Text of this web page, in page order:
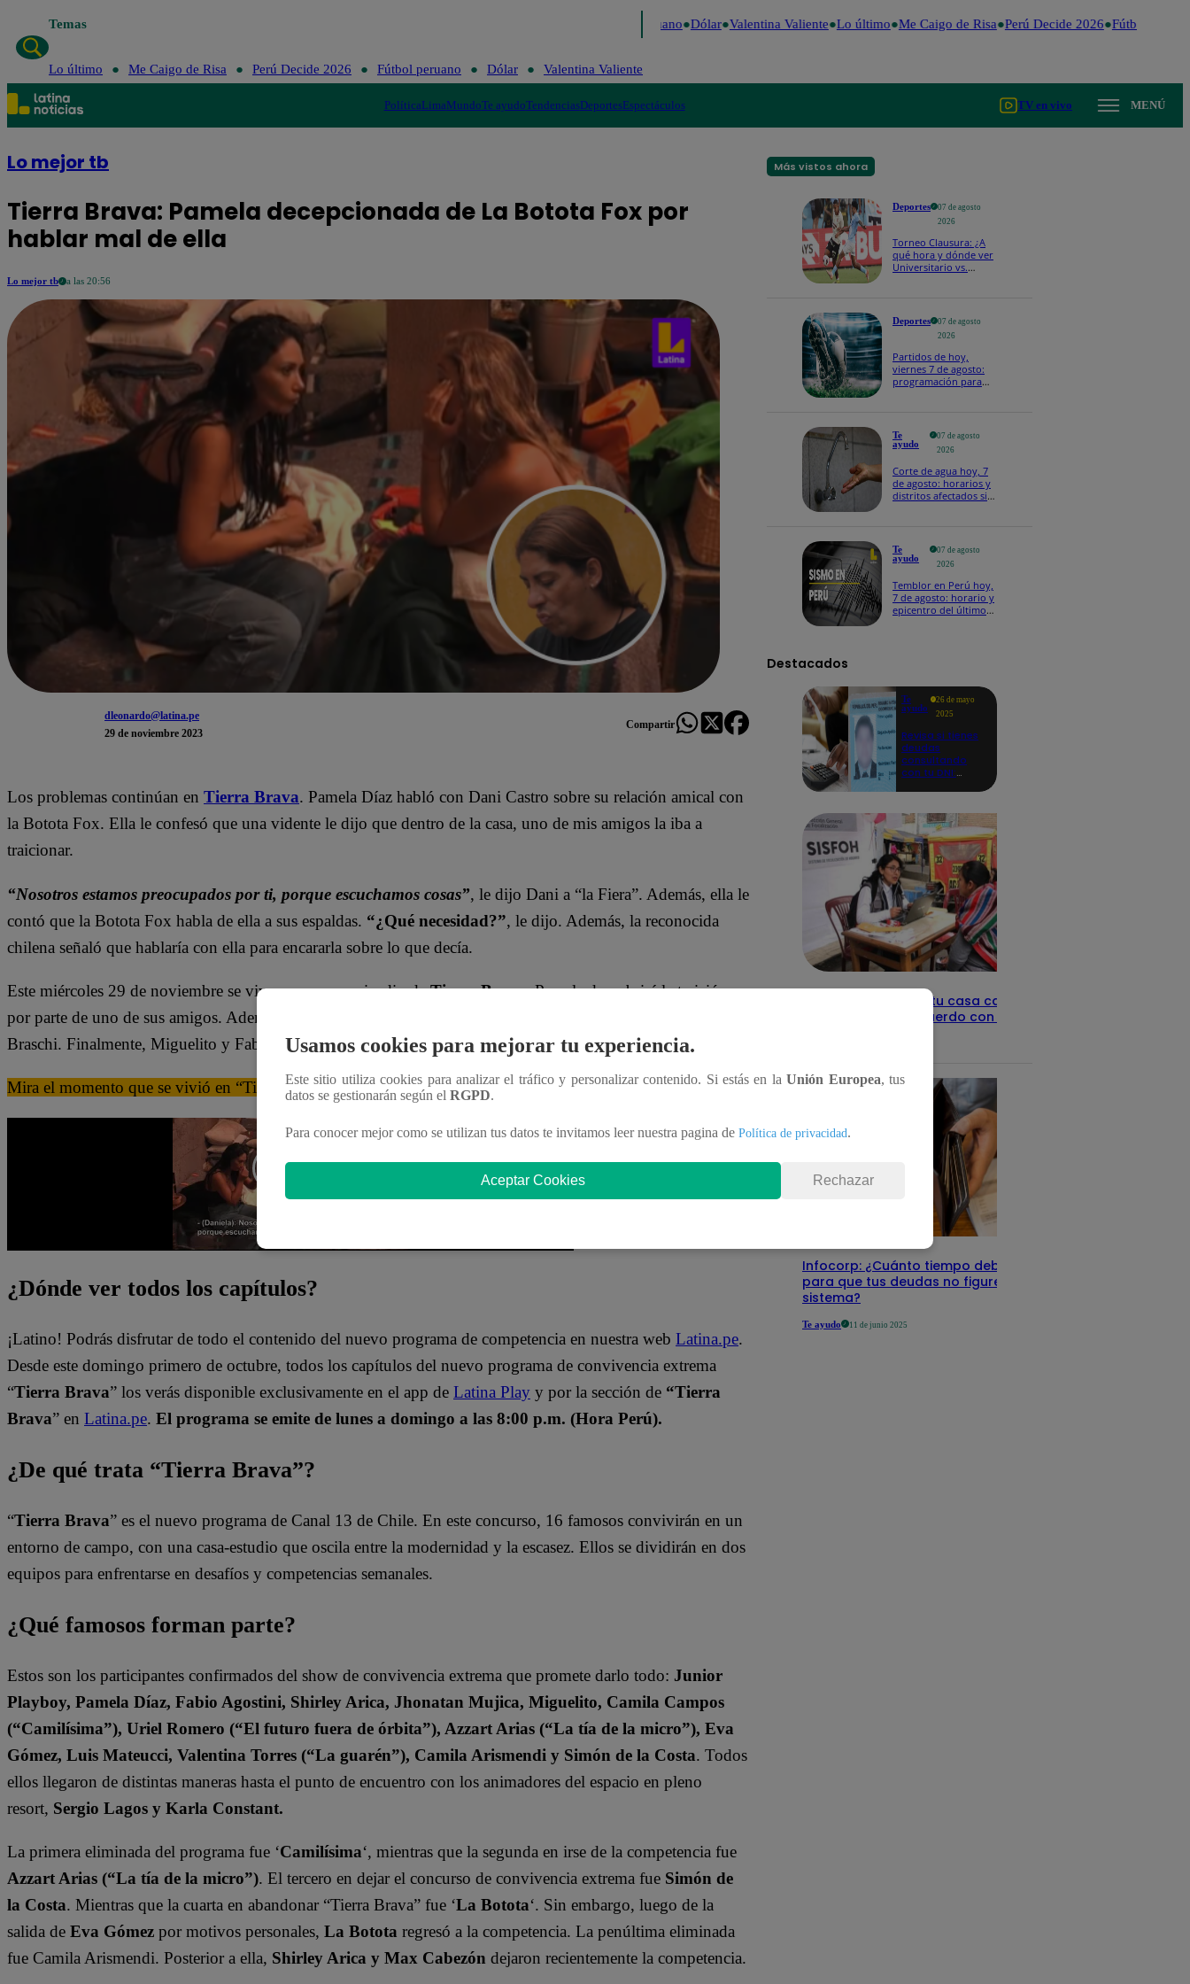
Temas Fútbol peruano Dólar Valentina Valiente Lo último Me Caigo de Risa Perú Decide 2026 Fútbol peruano
Lo último Me Caigo de Risa Perú Decide 2026 Fútbol peruano Dólar Valentina Valiente
PolíticaLimaMundoTe ayudoTendenciasDeportesEspectáculos TV en vivo MENÚ
Lo mejor tb
Tierra Brava: Pamela decepcionada de La Botota Fox por
hablar mal de ella
Lo mejor tb a las 20:56
dleonardo@latina.pe
29 de noviembre 2023
Compartir
Los problemas continúan en Tierra Brava. Pamela Díaz habló con Dani Castro sobre su relación amical con
la Botota Fox. Ella le confesó que una vidente le dijo que dentro de la casa, uno de mis amigos la iba a
traicionar.
“Nosotros estamos preocupados por ti, porque escuchamos cosas”, le dijo Dani a “la Fiera”. Además, ella le
contó que la Botota Fox habla de ella a sus espaldas. “¿Qué necesidad?”, le dijo. Además, la reconocida
chilena señaló que hablaría con ella para encararla sobre lo que decía.
Este miércoles 29 de noviembre se vive un nuevo episodio deTierra Brava. Pamela descubrirá la traición
por parte de uno de sus amigos. Además, los participantes tendrán clases de etiqueta social con Maritere
Braschi. Finalmente, Miguelito y Fabio Agostini tendrán un fuerte enfrentamiento verbal entre ellos.
Mira el momento que se vivió en “Tierra Brava” dándole clic al video:
¿Dónde ver todos los capítulos?
¡Latino! Podrás disfrutar de todo el contenido del nuevo programa de competencia en nuestra web Latina.pe.
Desde este domingo primero de octubre, todos los capítulos del nuevo programa de convivencia extrema
“Tierra Brava” los verás disponible exclusivamente en el app de Latina Play y por la sección de “Tierra
Brava” en Latina.pe. El programa se emite de lunes a domingo a las 8:00 p.m. (Hora Perú).
¿De qué trata “Tierra Brava”?
“Tierra Brava” es el nuevo programa de Canal 13 de Chile. En este concurso, 16 famosos convivirán en un
entorno de campo, con una casa-estudio que oscila entre la modernidad y la escasez. Ellos se dividirán en dos
equipos para enfrentarse en desafíos y competencias semanales.
¿Qué famosos forman parte?
Estos son los participantes confirmados del show de convivencia extrema que promete darlo todo: Junior
Playboy, Pamela Díaz, Fabio Agostini, Shirley Arica, Jhonatan Mujica, Miguelito, Camila Campos
(“Camilísima”), Uriel Romero (“El futuro fuera de órbita”), Azzart Arias (“La tía de la micro”), Eva
Gómez, Luis Mateucci, Valentina Torres (“La guarén”), Camila Arismendi y Simón de la Costa. Todos
ellos llegaron de distintas maneras hasta el punto de encuentro con los animadores del espacio en pleno
resort, Sergio Lagos y Karla Constant.
La primera eliminada del programa fue ‘Camilísima‘, mientras que la segunda en irse de la competencia fue
Azzart Arias (“La tía de la micro”). El tercero en dejar el concurso de convivencia extrema fue Simón de
la Costa. Mientras que la cuarta en abandonar “Tierra Brava” fue ‘La Botota‘. Sin embargo, luego de la
salida de Eva Gómez por motivos personales, La Botota regresó a la competencia. La penúltima eliminada
fue Camila Arismendi. Posterior a ella, Shirley Arica y Max Cabezón dejaron recientemente la competencia.
Más vistos ahora
Deportes
07 de agosto
2026
Torneo Clausura: ¿A
qué hora y dónde ver
Universitario vs.
Deportes
07 de agosto
2026
Partidos de hoy,
viernes 7 de agosto:
programación para
Te
ayudo
07 de agosto
2026
Corte de agua hoy, 7
de agosto: horarios y
distritos afectados sin
Te
ayudo
07 de agosto
2026
Temblor en Perú hoy,
7 de agosto: horario y
epicentro del último
Destacados
Te
ayudo
26 de mayo
2025
Revisa si tienes
deudas
consultando
con tu DNI:
detalles
Revisa con tu DNI si tu casa califica
como pobre, de acuerdo con el Sisfoh
Infocorp: ¿Cuánto tiempo debe pasar
para que tus deudas no figuren en su
sistema?
Te ayudo 11 de junio 2025
Usamos cookies para mejorar tu experiencia.
Este sitio utiliza cookies para analizar el tráfico y personalizar contenido. Si estás en laUnión Europea, tus
datos se gestionarán según el RGPD.
Para conocer mejor como se utilizan tus datos te invitamos leer nuestra pagina de Política de privacidad.
Aceptar Cookies Rechazar